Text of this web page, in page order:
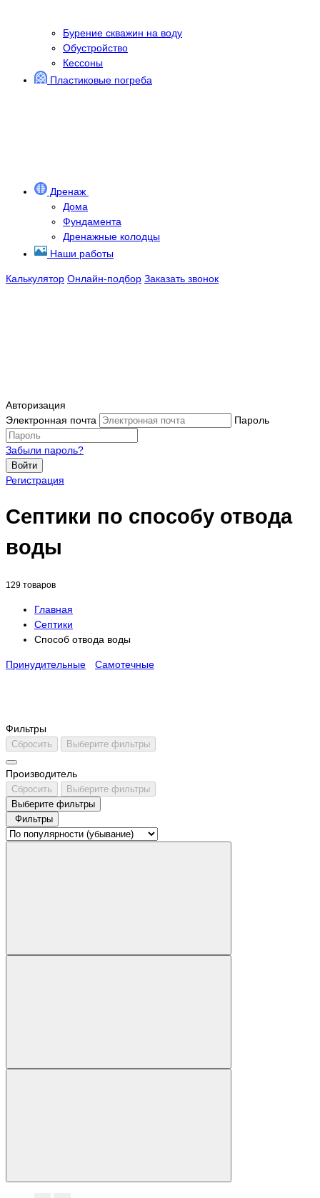
Бурение скважин на воду
Обустройство
Кессоны
Пластиковые погреба
Дренаж
Дома
Фундамента
Дренажные колодцы
Наши работы
Калькулятор Онлайн-подбор Заказать звонок
Авторизация
Электронная почта
Пароль
Забыли пароль?
Войти
Регистрация
Септики по способу отвода
воды
129 товаров
Главная
Септики
Способ отвода воды
Принудительные Самотечные
Фильтры
Сбросить Выберите фильтры
Производитель
Сбросить
Выберите фильтры
Выберите фильтры
Фильтры